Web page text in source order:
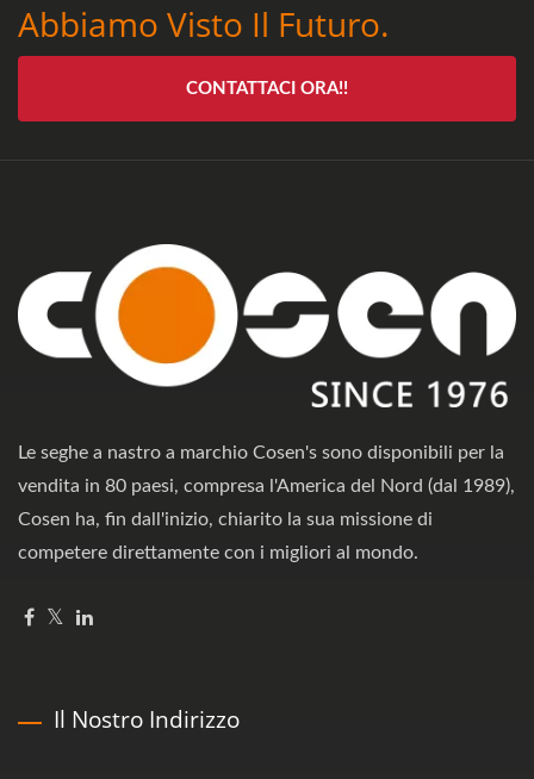
Abbiamo Visto Il Futuro.
CONTATTACI ORA!!
Le seghe a nastro a marchio Cosen's sono disponibili per la
vendita in 80 paesi, compresa l'America del Nord (dal 1989),
Cosen ha, fin dall'inizio, chiarito la sua missione di
competere direttamente con i migliori al mondo.
Il Nostro Indirizzo